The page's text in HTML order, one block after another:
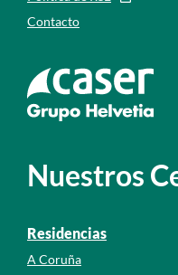
Contacto
Ir a
Nuestros
Residencias
A Coruña